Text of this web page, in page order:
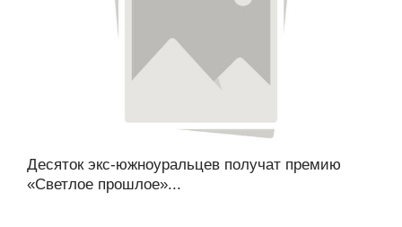
Десяток экс-южноуральцев получат премию
«Светлое прошлое»...